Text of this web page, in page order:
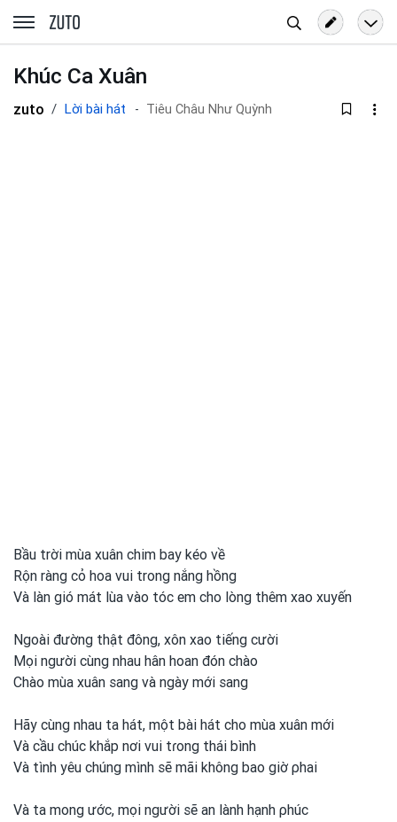
zuto.vn
kiếm
Khúc Ca Xuân
zuto Lời bài hát Tiêu Châu Như Quỳnh
Bầu trời mùa xuân chim bay kéo về
Rộn ràng cỏ hoa vui trong nắng hồng
Và làn gió mát lùa vào tóc em cho lòng thêm xao xuyến
Ngoài đường thật đông, xôn xao tiếng cười
Mọi người cùng nhau hân hoan đón chào
Chào mùa xuân sang và ngày mới sang
Hãy cùng nhau ta hát, một bài hát cho mùa xuân mới
Và cầu chúc khắp nơi vui tɾong thái bình
Và tình yêu chúng mình sẽ mãi không bao giờ ρhai
Và ta mong ước, mọi người sẽ an lành hạnh ρhúc